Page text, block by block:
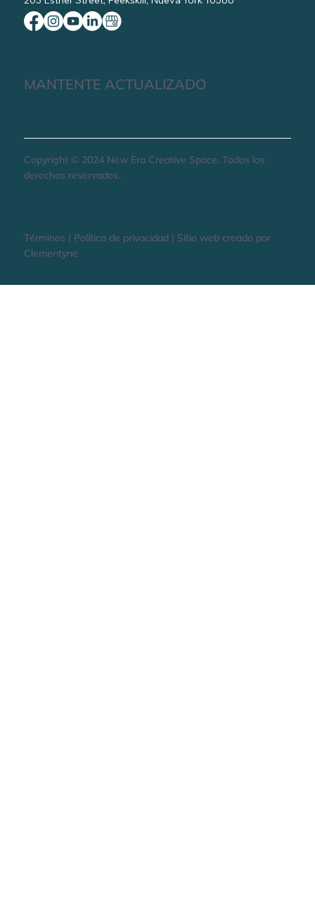
MANTENTE ACTUALIZADO
Copyright © 2024 New Era Creative Space, Todos los
derechos reservados.
Términos | Política de privacidad | Sitio web creado por
Clementyne